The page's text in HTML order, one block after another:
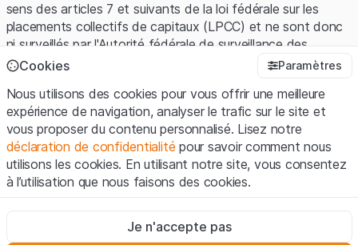
sens des articles 7 et suivants de la loi fédérale sur les
placements collectifs de capitaux (LPCC) et ne sont donc
ni surveillés par l'Autorité fédérale de surveillance des
marchés financiers (FINMA) ni enregistrés auprès de la
protection spécifique des investisseurs prévue par la LPCC.
Conditions d'utilisation et informations juridiques
En utilisant le Site Web de Leonteq Securities AG (ci-après
"Site Web"), vous confirmez que vous avez compris et que
vous acceptez les informations juridiques, les notes
vous n'acceptez pas les Conditions d'utilisation, veuillez-
vous abstenir d'utiliser ce Site Web.
Cookies Paramètres
Nous utilisons des cookies pour vous offrir une meilleure
expérience de navigation, analyser le trafic sur le site et
vous proposer du contenu personnalisé. Lisez notre
déclaration de confidentialité pour savoir comment nous
utilisons les cookies. En utilisant notre site, vous consentez
à l’utilisation que nous faisons des cookies.
Ces cookies sont nécessaires au bon fonctionnement du site
Je n'accepte pas